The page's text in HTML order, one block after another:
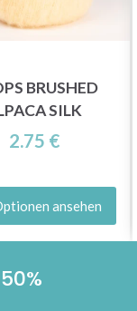
BRUSHED
SILK
2.75 €
ansehen